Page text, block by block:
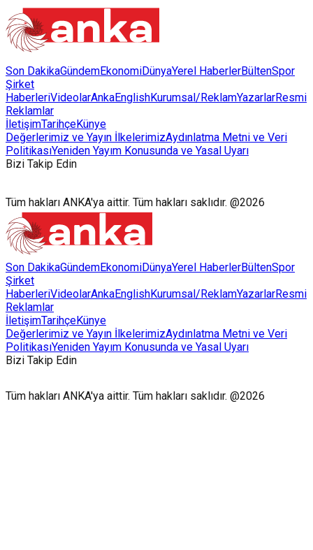
Son DakikaGündemEkonomiDünyaYerel HaberlerBültenSpor
Şirket
HaberleriVideolarAnkaEnglishKurumsal/ReklamYazarlarResmi
Reklamlar
İletişimTarihçeKünye
Değerlerimiz ve Yayın İlkelerimizAydınlatma Metni ve Veri
PolitikasıYeniden Yayım Konusunda ve Yasal Uyarı
Bizi Takip Edin
Tüm hakları ANKA'ya aittir. Tüm hakları saklıdır. @2026
Son DakikaGündemEkonomiDünyaYerel HaberlerBültenSpor
Şirket
HaberleriVideolarAnkaEnglishKurumsal/ReklamYazarlarResmi
Reklamlar
İletişimTarihçeKünye
Değerlerimiz ve Yayın İlkelerimizAydınlatma Metni ve Veri
PolitikasıYeniden Yayım Konusunda ve Yasal Uyarı
Bizi Takip Edin
Tüm hakları ANKA'ya aittir. Tüm hakları saklıdır. @2026